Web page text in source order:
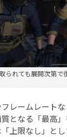
られても展開次第
レームレート
となる「最高
上限なし」とし